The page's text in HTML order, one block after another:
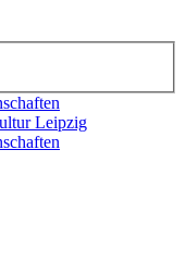
Leipzig